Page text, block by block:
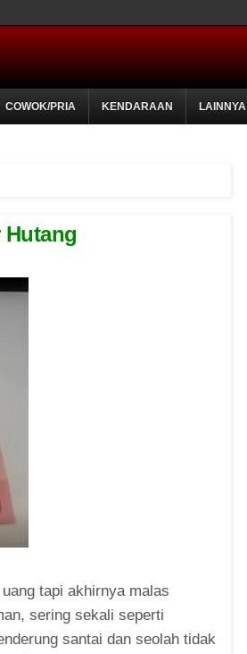
COWOK/PRIA KENDARAAN LAINNYA
Hutang
tapi akhirnya malas
sering sekali seperti
santai dan seolah tidak